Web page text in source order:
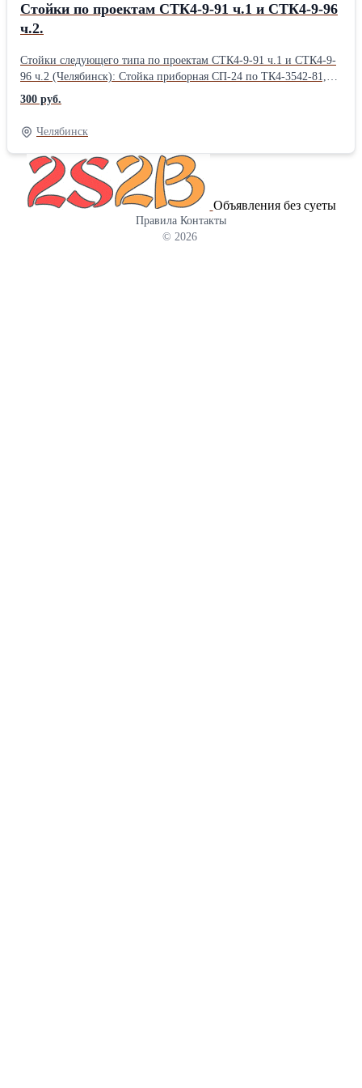
Стойки по проектам СТК4-9-91 ч.1 и СТК4-9-96
ч.2.
Стойки следующего типа по проектам СТК4-9-91 ч.1 и СТК4-9-
96 ч.2 (Челябинск): Стойка приборная СП-24 по ТК4-3542-81,
Стойка приборная СП-25 по ТК4-3542-81, Стойка приборная
СП-27 по ТК4-3450-81, Стойка приборная СП-28 по ТК4-3450-
81, Стойка приборная СП-1 по ТК4-550-83, Стойка приборная
СП-2 по ТК4-550-83, Стойка приборная СП-23 по ТК4-3490-81,
Стойка приборная СП-18 по ТК4-3544-81, Стойка приборная
СП-29 по ТК4-3544-81, Стойка приборная СП-3 по ТК4-3495-81,
Стойка приборная СП-4 по ТК4-3495-81, Стойка приборная
СП-5 по ТК4-3495-81, Стойка приборная СП-31 по ТК4-3495-81,
Стойка приборная СП-32 по ТК4-3495-81, Стойка приборная
СП-30 по ТК4-3495-81, Стойка приборная СП-13 по ТК4-3543-
300 руб.
Челябинск
Объявления без суеты
Правила Контакты
© 2026